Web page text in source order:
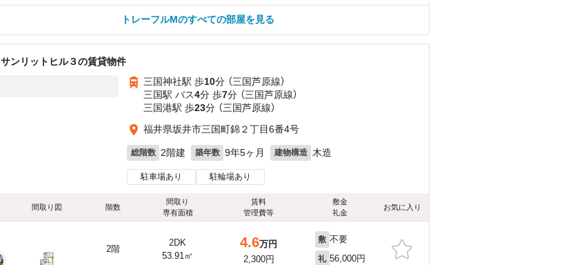
トレーフルMのすべての部屋を見る
サンリットヒル３の賃貸物件
三国神社駅 歩10分 （三国芦原線）
三国駅 バス4分 歩7分 （三国芦原線）
三国港駅 歩23分 （三国芦原線）
福井県坂井市三国町錦２丁目6番4号
総階数 2階建 築年数 9年5ヶ月 建物構造 木造
駐車場あり 駐輪場あり
間取り図 階数
間取り
専有面積
賃料
管理費等
敷金
礼金
お気に入り
2階
2DK
53.91㎡
4.6万円
2,300円
敷 不要
礼 56,000円